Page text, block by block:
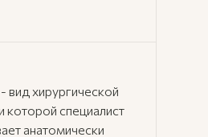
вид хирургической
которой специалист
анатомически